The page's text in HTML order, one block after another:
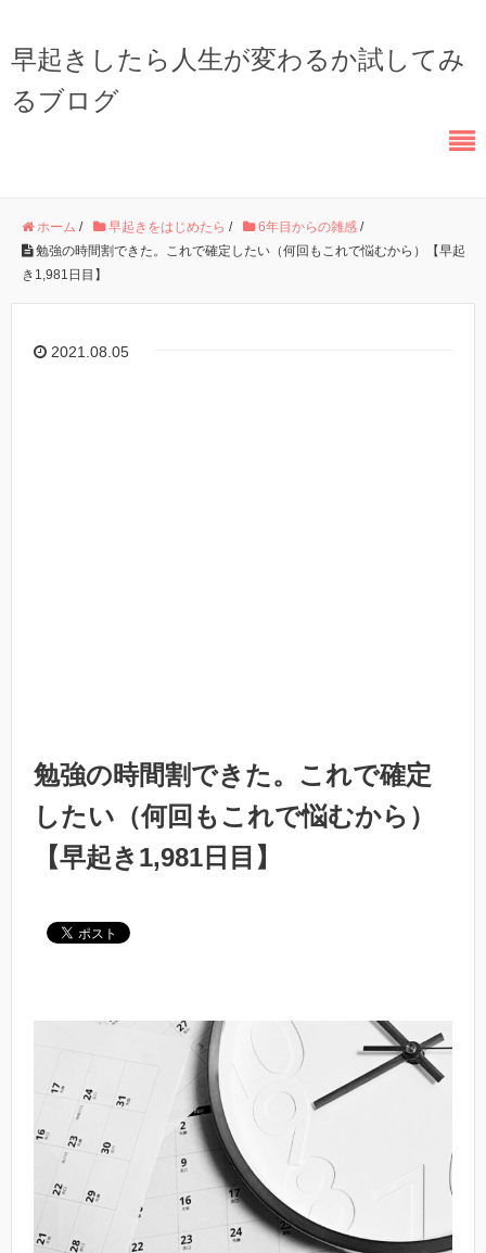
早起きしたら人生が変わるか試してみ
るブログ
ホーム / 早起きをはじめたら / 6年目からの雑感 /
勉強の時間割できた。これで確定したい（何回もこれで悩むから）【早起
き1,981日目】
2021.08.05
勉強の時間割できた。これで確定
したい（何回もこれで悩むから）
【早起き1,981日目】